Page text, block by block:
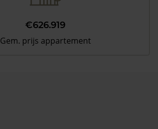
€626.919
Gem. prijs appartement